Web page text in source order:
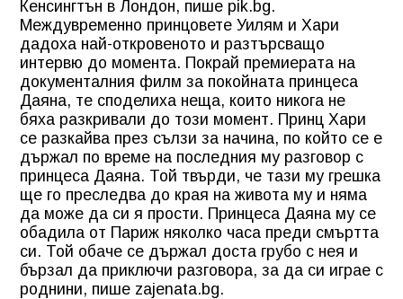
Кенсингтън в Лондон, пише pik.bg.
Междувременно принцовете Уилям и Хари
дадоха най-откровеното и разтърсващо
интервю до момента. Покрай премиерата на
документалния филм за покойната принцеса
Даяна, те споделиха неща, които никога не
бяха разкривали до този момент. Принц Хари
се разкайва през сълзи за начина, по който се е
държал по време на последния му разговор с
принцеса Даяна. Той твърди, че тази му грешка
ще го преследва до края на живота му и няма
да може да си я прости. Принцеса Даяна му се
обадила от Париж няколко часа преди смъртта
си. Той обаче се държал доста грубо с нея и
бързал да приключи разговора, за да си играе с
роднини, пише zajenata.bg.